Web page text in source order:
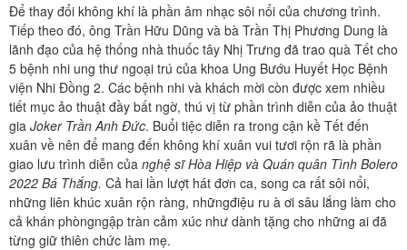
Để thay đổi không khí là phần âm nhạc sôi nổi của chương trình.
Tiếp theo đó, ông Trần Hữu Dũng và bà Trần Thị Phương Dung là
lãnh đạo của hệ thống nhà thuốc tây Nhị Trưng đã trao quà Tết cho
5 bệnh nhi ung thư ngoại trú của khoa Ung Bướu Huyết Học Bệnh
viện Nhi Đồng 2. Các bệnh nhi và khách mời còn được xem nhiều
tiết mục ảo thuật đầy bất ngờ, thú vị từ phần trình diễn của ảo thuật
gia Joker Trần Anh Đức. Buổi tiệc diễn ra trong cận kề Tết đến
xuân về nên để mang đến không khí xuân vui tươi rộn rã là phần
giao lưu trình diễn của nghệ sĩ Hòa Hiệp và Quán quân Tình Bolero
2022 Bá Thắng. Cả hai lần lượt hát đơn ca, song ca rất sôi nổi,
những liên khúc xuân rộn ràng, nhữngđiệu ru à ơi sâu lắng làm cho
cả khán phòngngập tràn cảm xúc như dành tặng cho những ai đã
từng giữ thiên chức làm mẹ.